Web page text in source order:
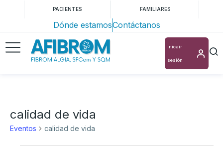
PACIENTES FAMILIARES
Dónde estamosContáctanos
Inicair
sesión
calidad de vida
Eventos calidad de vida